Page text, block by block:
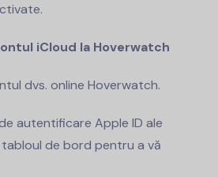
iCloud la Hoverwatch
dvs. online Hoverwatch.
autentificare Apple ID ale
de bord pentru a vă